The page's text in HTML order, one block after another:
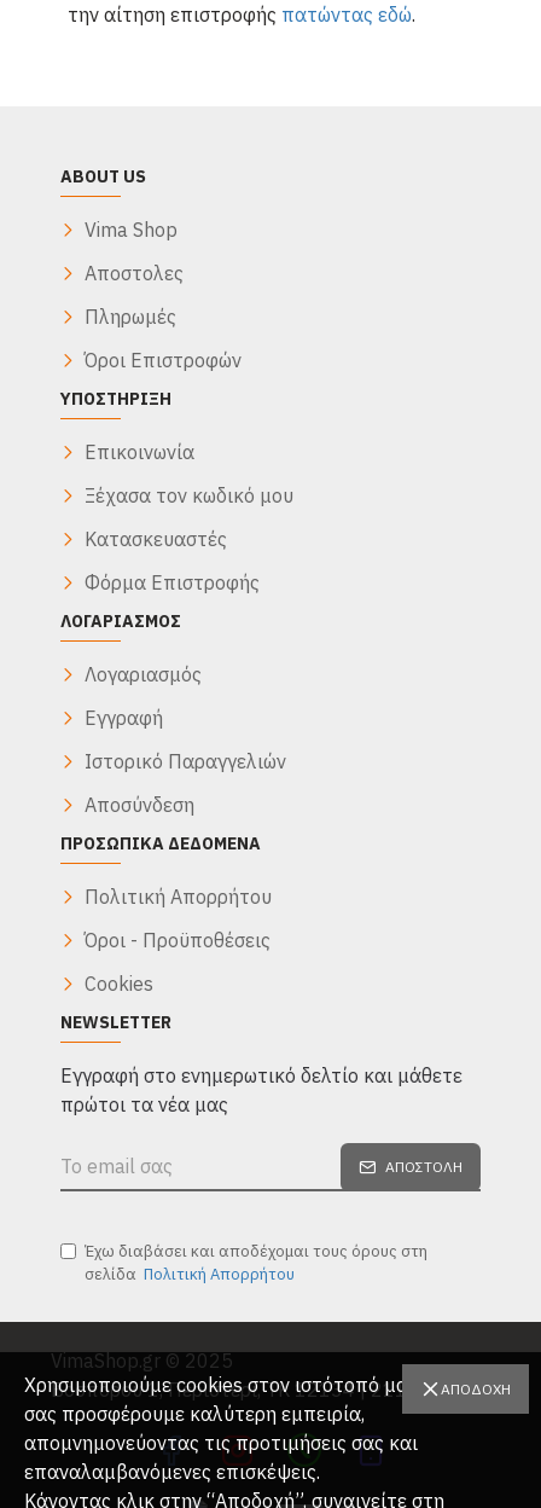
την αίτηση επιστροφής πατώντας εδώ.
ABOUT US
Vima Shop
Αποστολες
Πληρωμές
Όροι Επιστροφών
ΥΠΟΣΤΉΡΙΞΗ
Επικοινωνία
Ξέχασα τον κωδικό μου
Κατασκευαστές
Φόρμα Επιστροφής
ΛΟΓΑΡΙΑΣΜΌΣ
Λογαριασμός
Εγγραφή
Ιστορικό Παραγγελιών
Αποσύνδεση
ΠΡΟΣΩΠΙΚΆ ΔΕΔΟΜΈΝΑ
Πολιτική Απορρήτου
Όροι - Προϋποθέσεις
Cookies
NEWSLETTER
Eγγραφή στο ενημερωτικό δελτίο και μάθετε
πρώτοι τα νέα μας
ΑΠΟΣΤΟΛΉ
Έχω διαβάσει και αποδέχομαι τους όρους στη
σελίδα Πολιτική Απορρήτου
VimaShop.gr © 2025
Βοσπόρου 1, Περιστέρι, ΤΚ 12134 | 2114026562
ΑΠΟΔΟΧΉ
Χρησιμοποιούμε cookies στον ιστότοπό μας για να
σας προσφέρουμε καλύτερη εμπειρία,
απομνημονεύοντας τις προτιμήσεις σας και
επαναλαμβανόμενες επισκέψεις.
Κάνοντας κλικ στην “Αποδοχή”, συναινείτε στη